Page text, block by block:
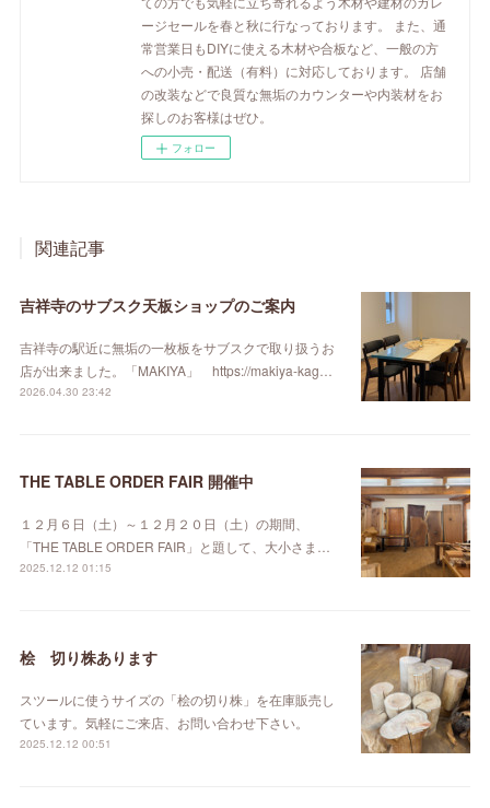
ージセールを春と秋に行なっております。 また、通
常営業日もDIYに使える木材や合板など、一般の方
への小売・配送（有料）に対応しております。 店舗
の改装などで良質な無垢のカウンターや内装材をお
探しのお客様はぜひ。
フォロー
関連記事
吉祥寺のサブスク天板ショップのご案内
吉祥寺の駅近に無垢の一枚板をサブスクで取り扱うお
店が出来ました。「MAKIYA」 https://makiya-kag…
2026.04.30 23:42
THE TABLE ORDER FAIR 開催中
１２月６日（土）～１２月２０日（土）の期間、
「THE TABLE ORDER FAIR」と題して、大小さま…
2025.12.12 01:15
桧 切り株あります
スツールに使うサイズの「桧の切り株」を在庫販売し
ています。気軽にご来店、お問い合わせ下さい。
2025.12.12 00:51